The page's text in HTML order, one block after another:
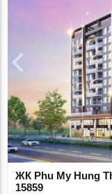
ЖК Phu My Hung
15859